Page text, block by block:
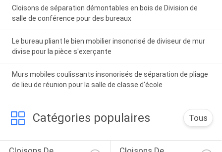
Cloisons de séparation démontables en bois de Division de
salle de conférence pour des bureaux
Le bureau pliant le bien mobilier insonorisé de diviseur de mur
divise pour la pièce s'exerçante
Murs mobiles coulissants insonorisés de séparation de pliage
de lieu de réunion pour la salle de classe d'école
Catégories populaires Tous